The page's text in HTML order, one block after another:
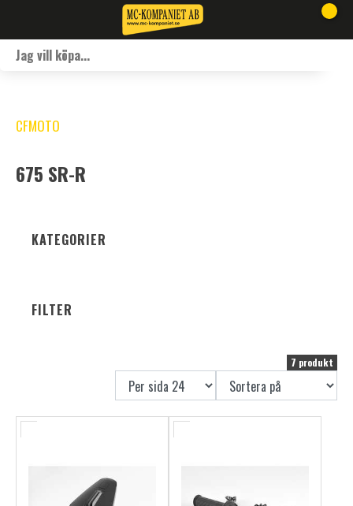
CFMOTO
675 SR-R
KATEGORIER
FILTER
7 produkt